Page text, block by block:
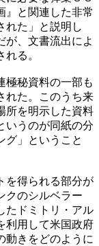
』と関連した非常
れた」と説明し
が、文書流出によ
る。
極秘資料の一部も
れた。このうち来
所を明示した資料
いうのが同紙の分
グ」ということ
を得られる部分が
クのシルベラー
たドミトリ・アル
利用して米国政府
動きをどのように